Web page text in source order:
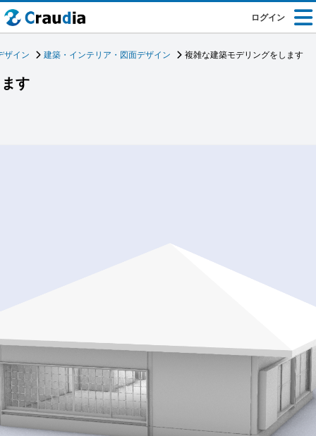
ログイン
ザイン 建築・インテリア・図面デザイン 複雑な建築モデリングをします
す